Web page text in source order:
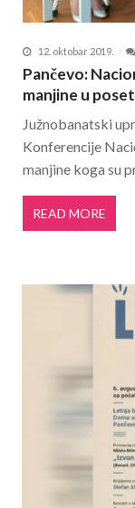
12. oktobar 2019.
Pančevo:
manjine u
Južnobanatski
Konferencije
manjine koga su
READ MORE